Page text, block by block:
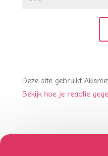
Deze site gebruikt
Bekijk hoe je reactie